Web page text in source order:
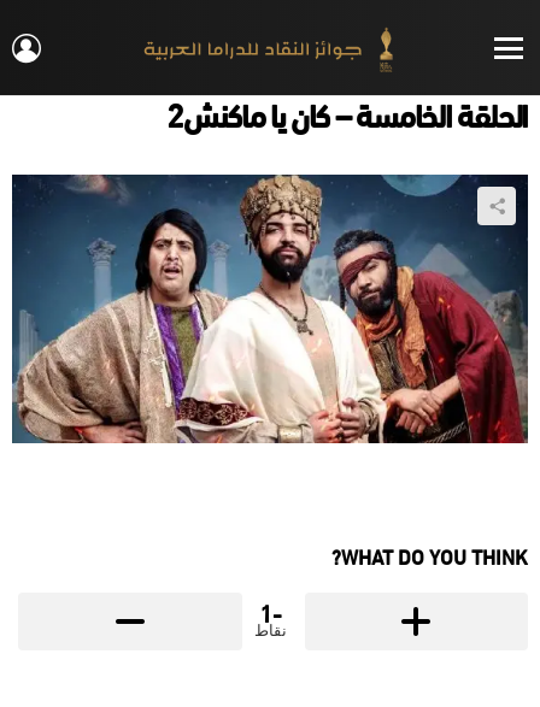
الحلقة الخامسة – كان يا ماكنش2
WHAT DO YOU THINK?
-1
نقاط